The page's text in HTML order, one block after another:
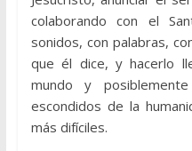
colaborando con el
sonidos, con palabras,
que él dice, y hacerlo
mundo y
escondidos de la
más difíciles.